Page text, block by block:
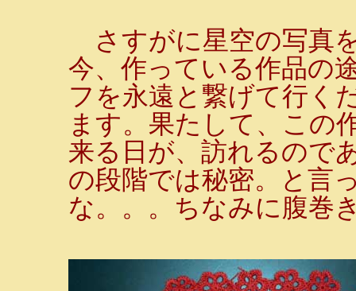
さすがに星空の写真
今、作っている作品の
フを永遠と繋げて行く
ます。果たして、この
来る日が、訪れるので
の段階では秘密。と言
な。。。ちなみに腹巻